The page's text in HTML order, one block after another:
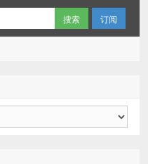
订阅